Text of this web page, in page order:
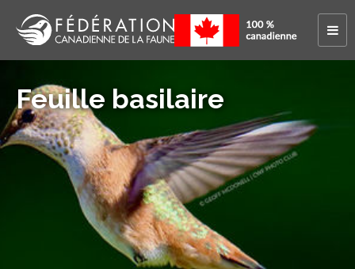
Feuille basilaire